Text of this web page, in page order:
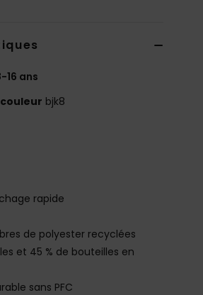
16 ans
bjk8
rapide
de polyester recyclées
et 45 % de bouteilles en
sans PFC